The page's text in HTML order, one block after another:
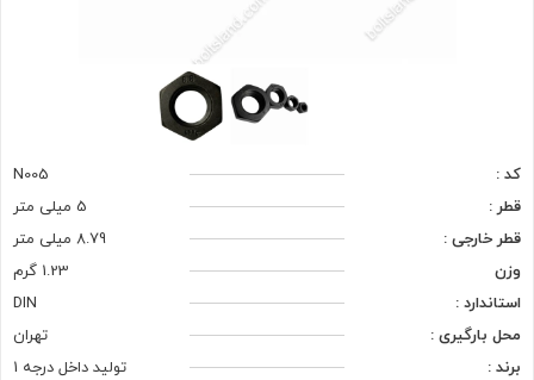
کد :
N005
قطر :
5 میلی متر
قطر خارجی :
8.79 میلی متر
وزن
1.23 گرم
استاندارد :
DIN
محل بارگیری :
تهران
برند :
تولید داخل درجه 1